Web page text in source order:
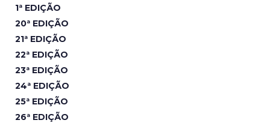
1ª EDIÇÃO
20ª EDIÇÃO
21ª EDIÇÃO
22ª EDIÇÃO
23ª EDIÇÃO
24ª EDIÇÃO
25ª EDIÇÃO
26ª EDIÇÃO